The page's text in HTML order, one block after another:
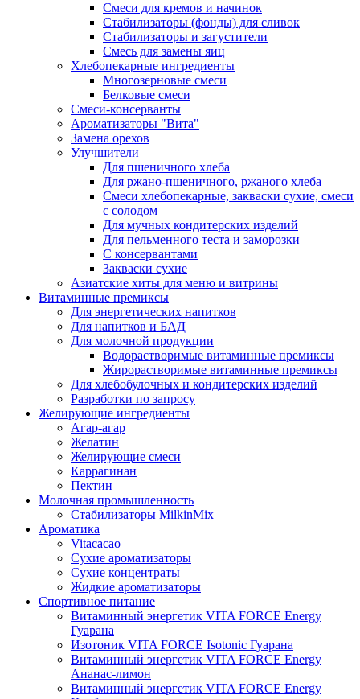
Смеси для кремов и начинок
Стабилизаторы (фонды) для сливок
Стабилизаторы и загустители
Смесь для замены яиц
Хлебопекарные ингредиенты
Многозерновые смеси
Белковые смеси
Смеси-консерванты
Ароматизаторы "Вита"
Замена орехов
Улучшители
Для пшеничного хлеба
Для ржано-пшеничного, ржаного хлеба
Смеси хлебопекарные, закваски сухие, смеси
с солодом
Для мучных кондитерских изделий
Для пельменного теста и заморозки
С консервантами
Закваски сухие
Азиатские хиты для меню и витрины
Витаминные премиксы
Для энергетических напитков
Для напитков и БАД
Для молочной продукции
Водорастворимые витаминные премиксы
Жирорастворимые витаминные премиксы
Для хлебобулочных и кондитерских изделий
Разработки по запросу
Желирующие ингредиенты
Агар-агар
Желатин
Желирующие смеси
Каррагинан
Пектин
Молочная промышленность
Стабилизаторы MilkinMix
Ароматика
Vitacacao
Сухие ароматизаторы
Сухие концентраты
Жидкие ароматизаторы
Спортивное питание
Витаминный энергетик VITA FORCE Energy
Гуарана
Изотоник VITA FORCE Isotonic Гуарана
Витаминный энергетик VITA FORCE Energy
Ананас-лимон
Витаминный энергетик VITA FORCE Energy